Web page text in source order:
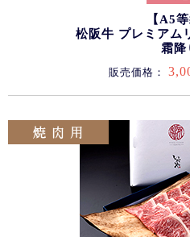
【A5等
松阪牛 プレミアム
霜降
販売価格：